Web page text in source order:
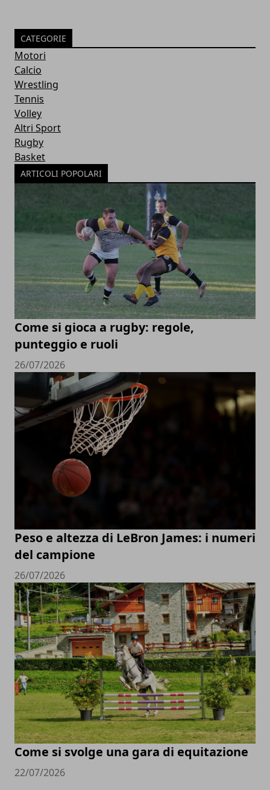
CATEGORIE
Motori
Calcio
Wrestling
Tennis
Volley
Altri Sport
Rugby
Basket
ARTICOLI POPOLARI
Come si gioca a rugby: regole,
punteggio e ruoli
26/07/2026
Peso e altezza di LeBron James: i numeri
del campione
26/07/2026
Come si svolge una gara di equitazione
22/07/2026